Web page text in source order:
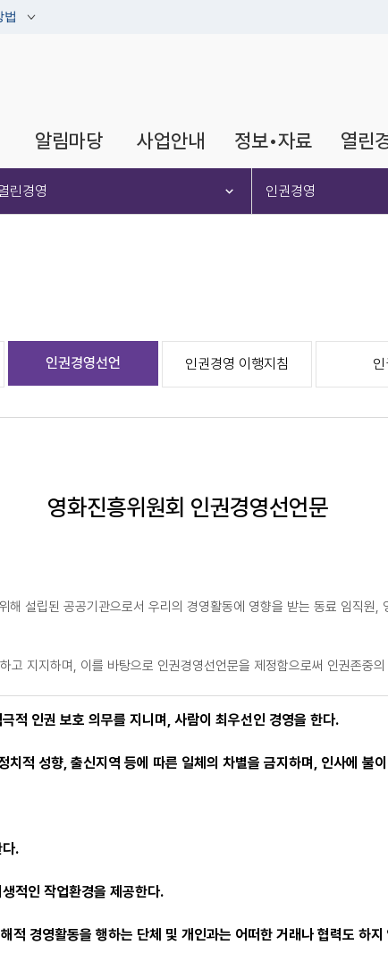
법
알림마당 사업안내 정보•자료 열린
린경영 인권경영
인권경영선언 인권경영 이행지침
영화진흥위원회 인권경영선언문
설립된 공공기관으로서 우리의 경영활동에 영향을 받는 동료 임직원
지지하며, 이를 바탕으로 인권경영선언문을 제정함으로써 인권존중
적 인권 보호 의무를 지니며, 사람이 최우선인 경영을 한다.
적 성향, 출신지역 등에 따른 일체의 차별을 금지하며, 인사에 불
.
적인 작업환경을 제공한다.
적 경영활동을 행하는 단체 및 개인과는 어떠한 거래나 협력도 하지